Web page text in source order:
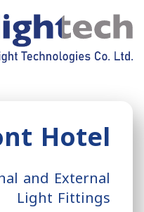
Hotel
and External
Light Fittings